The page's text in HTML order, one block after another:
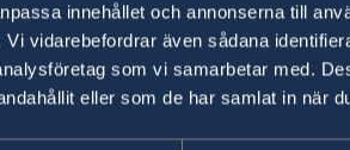
innehållet och annonserna till
vidarebefordrar även sådana
som vi samarbetar med.
eller som de har samlat in när
trabajo
buscando trabajo, puede
público de empleo,